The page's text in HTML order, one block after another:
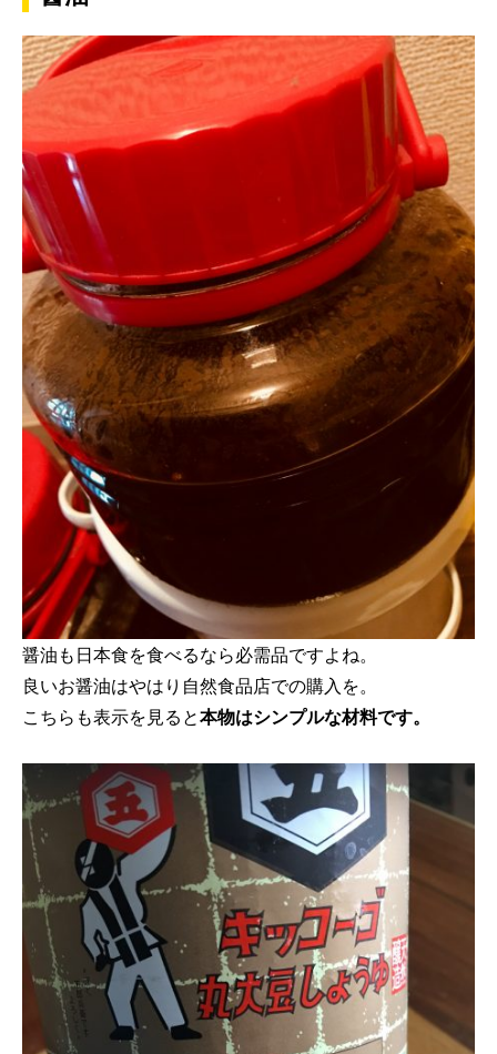
醤油も日本食を食べるなら必需品ですよね。
良いお醤油はやはり自然食品店での購入を。
こちらも表示を見ると本物はシンプルな材料です。